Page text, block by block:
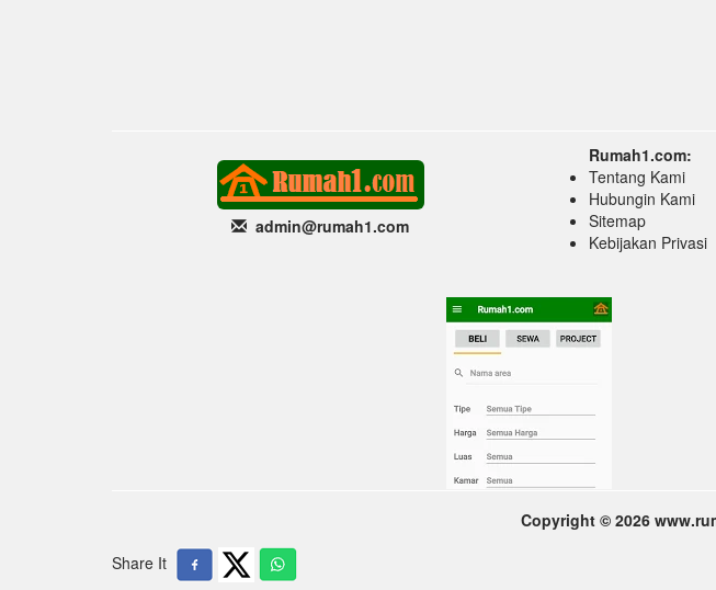
admin@rumah1.com
Rumah1.com:
Tentang Kami
Hubungin Kami
Sitemap
Kebijakan Privasi
Copyright © 2026
Share It